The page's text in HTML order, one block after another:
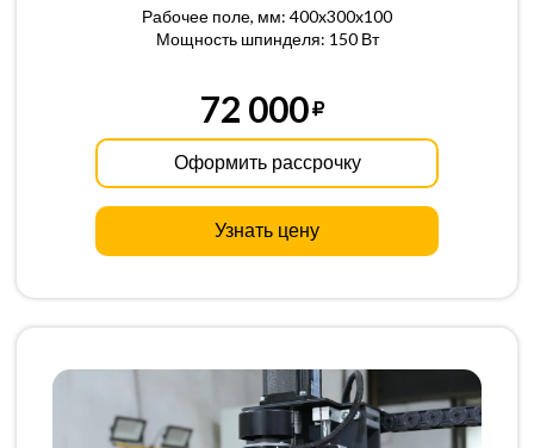
Рабочее поле, мм: 400x300x100
Мощность шпинделя: 150 Вт
72 000
Оформить рассрочку
Узнать цену